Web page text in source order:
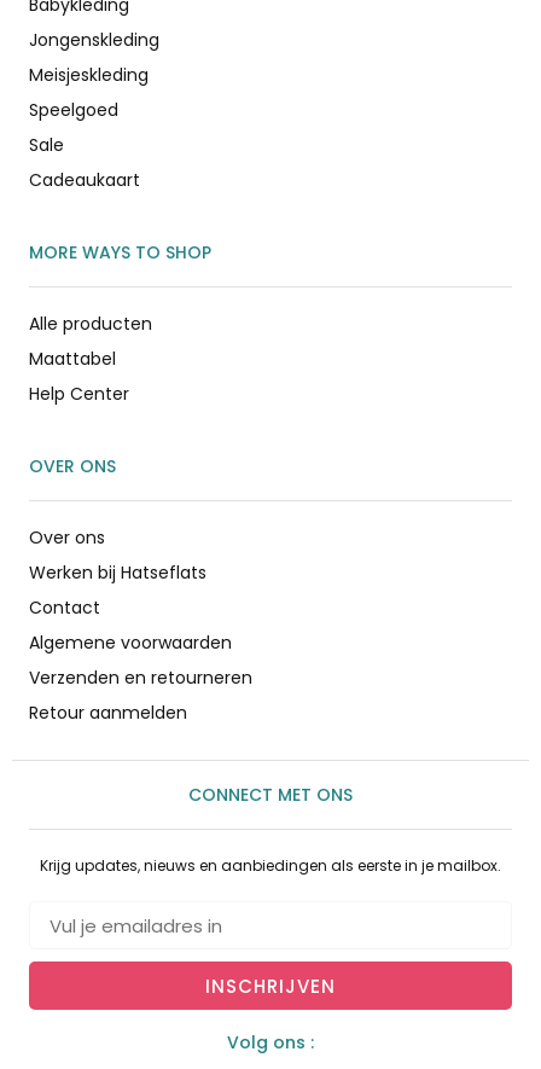
Babykleding
Jongenskleding
Meisjeskleding
Speelgoed
Sale
Cadeaukaart
MORE WAYS TO SHOP
Alle producten
Maattabel
Help Center
OVER ONS
Over ons
Werken bij Hatseflats
Contact
Algemene voorwaarden
Verzenden en retourneren
Retour aanmelden
CONNECT MET ONS
Krijg updates, nieuws en aanbiedingen als eerste in je mailbox.
INSCHRIJVEN
Volg ons :